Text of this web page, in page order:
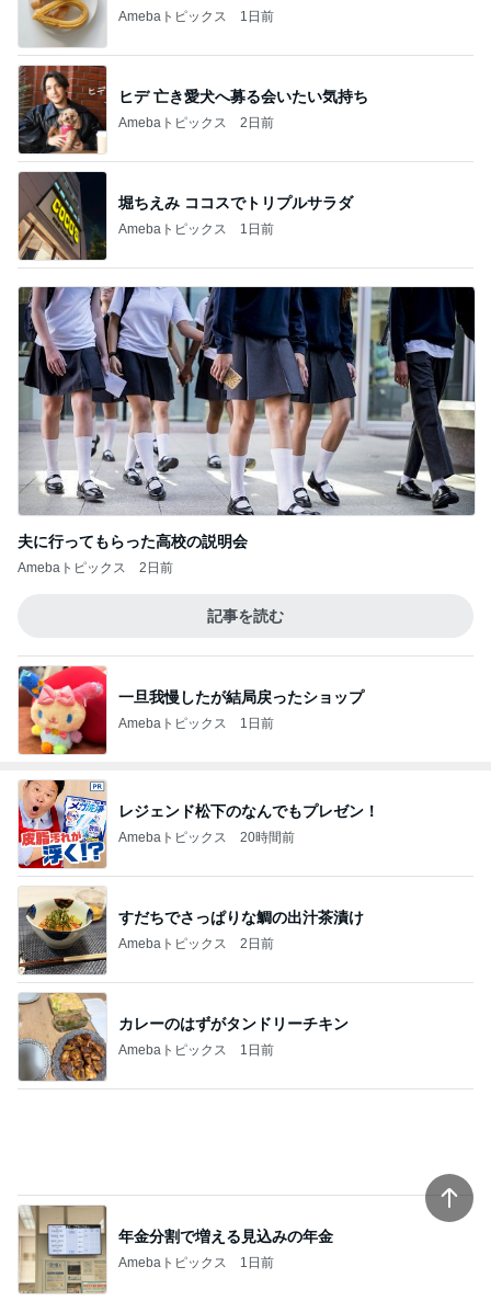
Amebaトピックス 1日前
ヒデ 亡き愛犬へ募る会いたい気持ち
Amebaトピックス 2日前
堀ちえみ ココスでトリプルサラダ
Amebaトピックス 1日前
夫に行ってもらった高校の説明会
Amebaトピックス 2日前
記事を読む
一旦我慢したが結局戻ったショップ
Amebaトピックス 1日前
レジェンド松下のなんでもプレゼン！
Amebaトピックス 20時間前
すだちでさっぱりな鯛の出汁茶漬け
Amebaトピックス 2日前
カレーのはずがタンドリーチキン
Amebaトピックス 1日前
年金分割で増える見込みの年金
Amebaトピックス 1日前